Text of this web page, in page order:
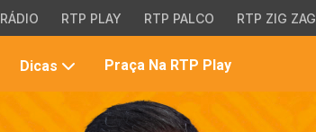
RÁDIO RTP PLAY RTP PALCO RTP ZIG ZAG
Dicas Praça Na RTP Play
site